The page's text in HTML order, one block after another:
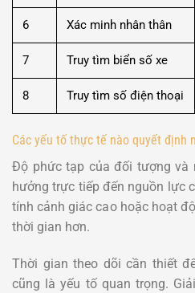
6 Xác minh nhân thân
7 Truy tìm biển số xe
8 Truy tìm số điện thoại
Các yếu tố thực tế nào quyết định
Độ phức tạp của đối tượng và
hưởng trực tiếp đến nguồn lực
tính cảnh giác cao hoặc hoạt
thời gian hơn.
Thời gian theo dõi cần thiết
cũng là yếu tố quan trọng.